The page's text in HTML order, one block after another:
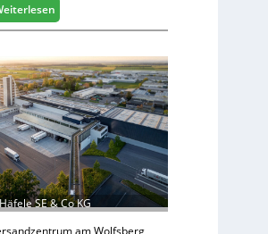
:
M
s
c
h
i
n
e
n
b
a
u
d
SE & Co KG
am Wolfsberg